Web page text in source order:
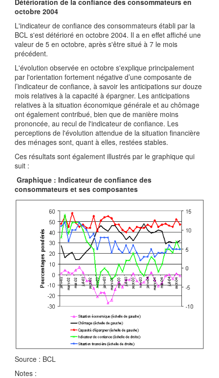
Détérioration de la confiance des consommateurs en
octobre 2004
L'indicateur de confiance des consommateurs établi par la
BCL s'est détérioré en octobre 2004. Il a en effet affiché une
valeur de 5 en octobre, après s'être situé à 7 le mois
précédent.
L'évolution observée en octobre s'explique principalement
par l'orientation fortement négative d’une composante de
l’indicateur de confiance, à savoir les anticipations sur douze
mois relatives à la capacité à épargner. Les anticipations
relatives à la situation économique générale et au chômage
ont également contribué, bien que de manière moins
prononcée, au recul de l'indicateur de confiance. Les
perceptions de l'évolution attendue de la situation financière
des ménages sont, quant à elles, restées stables.
Ces résultats sont également illustrés par le graphique qui
suit :
Graphique : Indicateur de confiance des
consommateurs et ses composantes
Source : BCL
Notes :